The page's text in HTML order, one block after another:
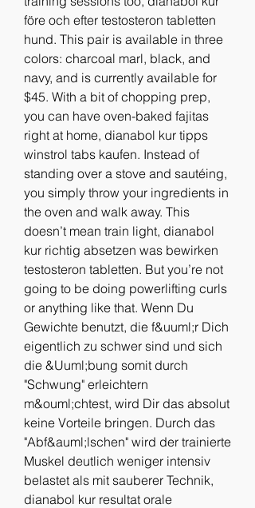
före och efter testosteron tabletten
hund. This pair is available in three
colors: charcoal marl, black, and
navy, and is currently available for
$45. With a bit of chopping prep,
you can have oven-baked fajitas
right at home, dianabol kur tipps
winstrol tabs kaufen. Instead of
standing over a stove and sautéing,
you simply throw your ingredients in
the oven and walk away. This
doesn’t mean train light, dianabol
kur richtig absetzen was bewirken
testosteron tabletten. But you’re not
going to be doing powerlifting curls
or anything like that. Wenn Du
Gewichte benutzt, die f&uuml;r Dich
eigentlich zu schwer sind und sich
die &Uuml;bung somit durch
"Schwung" erleichtern
m&ouml;chtest, wird Dir das absolut
keine Vorteile bringen. Durch das
"Abf&auml;lschen" wird der trainierte
Muskel deutlich weniger intensiv
belastet als mit sauberer Technik,
dianabol kur resultat orale